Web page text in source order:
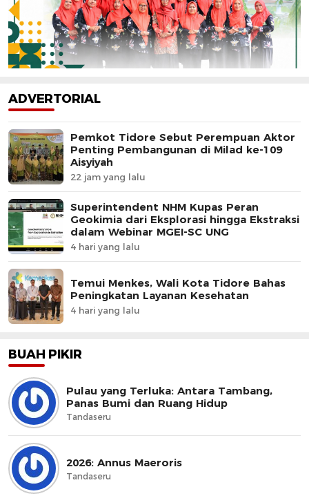
ADVERTORIAL
Pemkot Tidore Sebut Perempuan Aktor
Penting Pembangunan di Milad ke-109
Aisyiyah
22 jam yang lalu
Superintendent NHM Kupas Peran
Geokimia dari Eksplorasi hingga Ekstraksi
dalam Webinar MGEI-SC UNG
4 hari yang lalu
Temui Menkes, Wali Kota Tidore Bahas
Peningkatan Layanan Kesehatan
4 hari yang lalu
BUAH PIKIR
Pulau yang Terluka: Antara Tambang,
Panas Bumi dan Ruang Hidup
Tandaseru
2026: Annus Maeroris
Tandaseru